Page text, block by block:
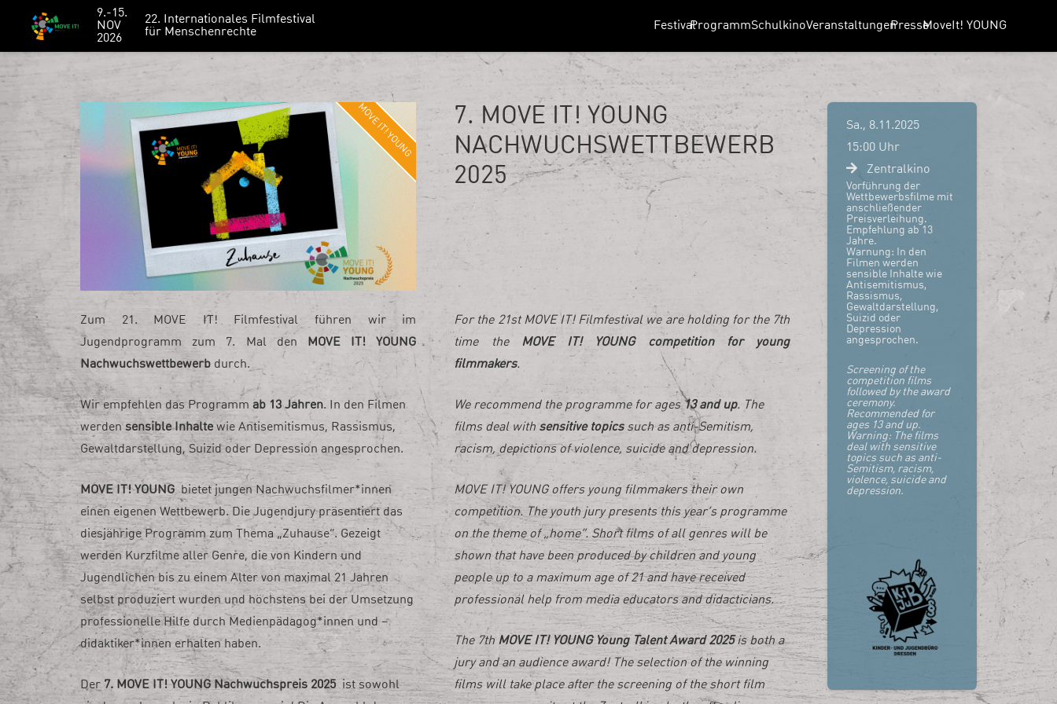
9.-15.
NOV
2026
22. Internationales Filmfestival
für Menschenrechte
FestivalProgrammSchulkinoVeranstaltungenPresseMoveIt! YOUNG
MOVE IT! YOUNG
7. MOVE IT! YOUNG
NACHWUCHSWETTBEWERB
2025
Zum 21. MOVE IT! Filmfestival führen wir im
Jugendprogramm zum 7. Mal den MOVE IT! YOUNG
Nachwuchswettbewerb durch.
Wir empfehlen das Programm ab 13 Jahren. In den Filmen
werdensensible Inhalte wie Antisemitismus, Rassismus,
Gewaltdarstellung, Suizid oder Depression angesprochen.
MOVE IT! YOUNGbietet jungen Nachwuchsfilmer*innen
einen eigenen Wettbewerb. Die Jugendjury präsentiert das
diesjährige Programm zum Thema „Zuhause“. Gezeigt
werden Kurzfilme aller Genre, die von Kindern und
Jugendlichen bis zu einem Alter von maximal 21 Jahren
selbst produziert wurden und höchstens bei der Umsetzung
professionelle Hilfe durch Medienpädagog*innen und –
didaktiker*innen erhalten haben.
Der 7. MOVE IT! YOUNG Nachwuchspreis 2025 ist sowohl
For the 21st MOVE IT! Filmfestival we are holding for the 7th
time the MOVE IT! YOUNG competition for young
filmmakers.
We recommend the programme for ages13 and up. The
films deal withsensitive topicssuch as anti-Semitism,
racism, depictions of violence, suicide and depression.
MOVE IT! YOUNG offers young filmmakers their own
competition. The youth jury presents this year’s programme
on the theme of „home“. Short films of all genres will be
shown that have been produced by children and young
people up to a maximum age of 21 and have received
professional help from media educators and didacticians.
The 7thMOVE IT! YOUNG YoungTalent Award 2025is both a
jury and an audience award! The selection of the winning
films will take place after the screening of the short film
Sa., 8.11.2025
15:00 Uhr
Zentralkino
Vorführung der
Wettbewerbsfilme mit
anschließender
Preisverleihung.
Empfehlung ab 13
Jahre.
Warnung:
In den
Filmen werden
sensible Inhalte wie
Antisemitismus,
Rassismus,
Gewaltdarstellung,
Suizid oder
Depression
angesprochen.
Screening of the
competition films
followed by the award
ceremony.
Recommended for
ages 13 and up.
Warning: The films
deal with sensitive
topics such as anti-
Semitism, racism,
violence, suicide and
depression.